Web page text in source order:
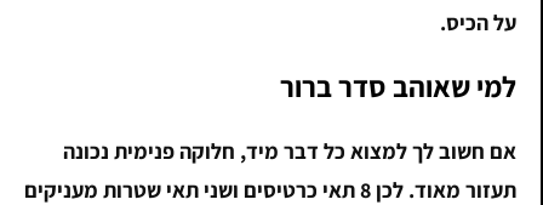
על הכיס.
למי שאוהב סדר ברור
אם חשוב לך למצוא כל דבר מיד, חלוקה פנימית נכונה
תעזור מאוד. לכן 8 תאי כרטיסים ושני תאי שטרות מעניקים